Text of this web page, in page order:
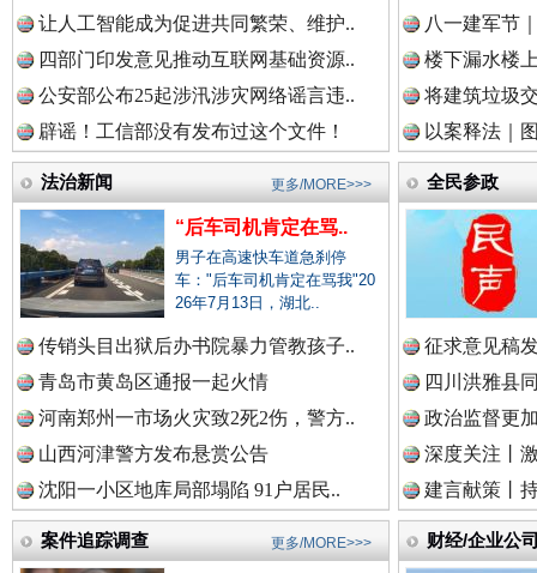
中国农业新闻网.
中国视频新闻网.
中国廉政法纪网.
中国律师在线.
中国参政网.中
一枚“钉子”竟然扎入要害部门
雄关漫道展新颜 “
让人工智能成为促进共同繁荣、维护..
四部门印发意见推动互联网基础资源..
公安部公布25起涉汛涉灾网络谣言违..
辟谣！工信部没有发布过这个文件！
八一建军节
楼下漏水楼
将建筑垃圾
以案释法｜
法治新闻
“后车司机肯定在骂..
男子在高速快车道急刹停
车："后车司机肯定在骂我"20
26年7月13日，湖北..
传销头目出狱后办书院暴力管教孩子..
青岛市黄岛区通报一起火情
河南郑州一市场火灾致2死2伤，警方..
山西河津警方发布悬赏公告
沈阳一小区地库局部塌陷 91户居民..
更多/MORE>>> 全民参政
征求意见稿
四川洪雅县
政治监督更
深度关注丨
建言献策丨
案件追踪调查 更多/MORE>>> 财经/企业公